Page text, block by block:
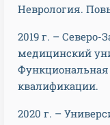
Неврология.
2019 г. –
медицинский
квалификации.
2020 г. –